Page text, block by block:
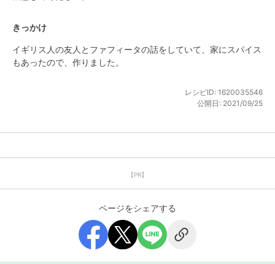
きっかけ
イギリス人の友人とファフィータの話をしていて、家にスパイス
もあったので、作りました。
レシピID: 1620035546
公開日: 2021/09/25
【PR】
ページをシェアする